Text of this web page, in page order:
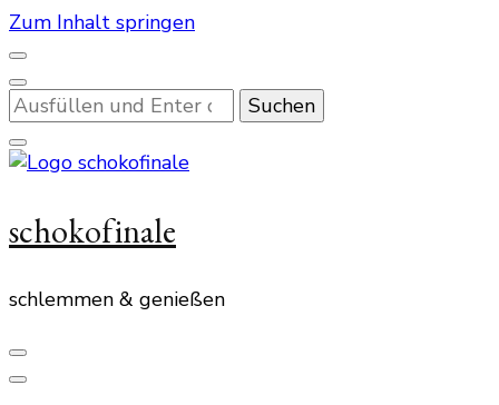
Zum Inhalt springen
Suchst
du
nach
etwas?
schokofinale
schlemmen & genießen